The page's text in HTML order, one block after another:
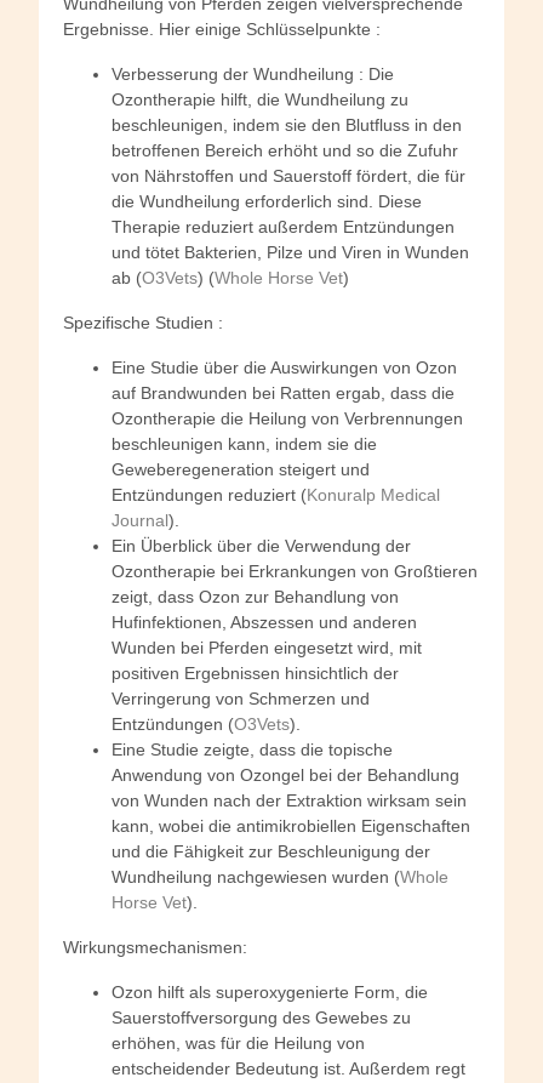
Ergebnisse. Hier einige Schlüsselpunkte :
Verbesserung der Wundheilung : Die
Ozontherapie hilft, die Wundheilung zu
beschleunigen, indem sie den Blutfluss in den
betroffenen Bereich erhöht und so die Zufuhr
von Nährstoffen und Sauerstoff fördert, die für
die Wundheilung erforderlich sind. Diese
Therapie reduziert außerdem Entzündungen
und tötet Bakterien, Pilze und Viren in Wunden
ab (O3Vets) (Whole Horse Vet)
Spezifische Studien :
Eine Studie über die Auswirkungen von Ozon
auf Brandwunden bei Ratten ergab, dass die
Ozontherapie die Heilung von Verbrennungen
beschleunigen kann, indem sie die
Geweberegeneration steigert und
Entzündungen reduziert (Konuralp Medical
Journal).
Ein Überblick über die Verwendung der
Ozontherapie bei Erkrankungen von Großtieren
zeigt, dass Ozon zur Behandlung von
Hufinfektionen, Abszessen und anderen
Wunden bei Pferden eingesetzt wird, mit
positiven Ergebnissen hinsichtlich der
Verringerung von Schmerzen und
Entzündungen (O3Vets).
Eine Studie zeigte, dass die topische
Anwendung von Ozongel bei der Behandlung
von Wunden nach der Extraktion wirksam sein
kann, wobei die antimikrobiellen Eigenschaften
und die Fähigkeit zur Beschleunigung der
Wundheilung nachgewiesen wurden (Whole
Horse Vet).
Wirkungsmechanismen:
Ozon hilft als superoxygenierte Form, die
Sauerstoffversorgung des Gewebes zu
erhöhen, was für die Heilung von
entscheidender Bedeutung ist. Außerdem regt